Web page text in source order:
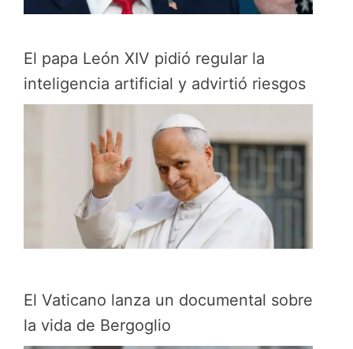
El papa León XIV pidió regular la
inteligencia artificial y advirtió riesgos
El Vaticano lanza un documental sobre
la vida de Bergoglio